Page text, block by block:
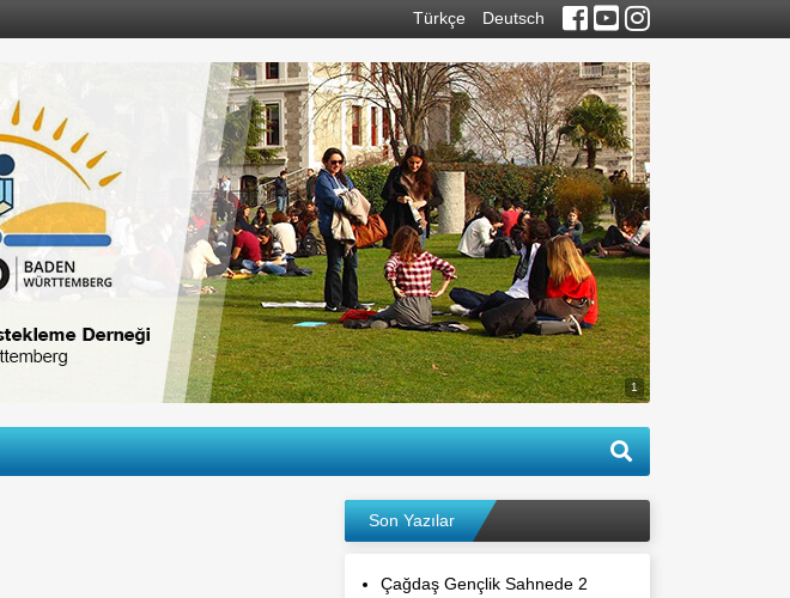
Türkçe Deutsch
1
Son Yazılar
Çağdaş Gençlik Sahnede 2